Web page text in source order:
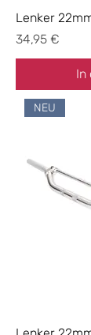
Lenker
Preis
34,95 €
In
NEU